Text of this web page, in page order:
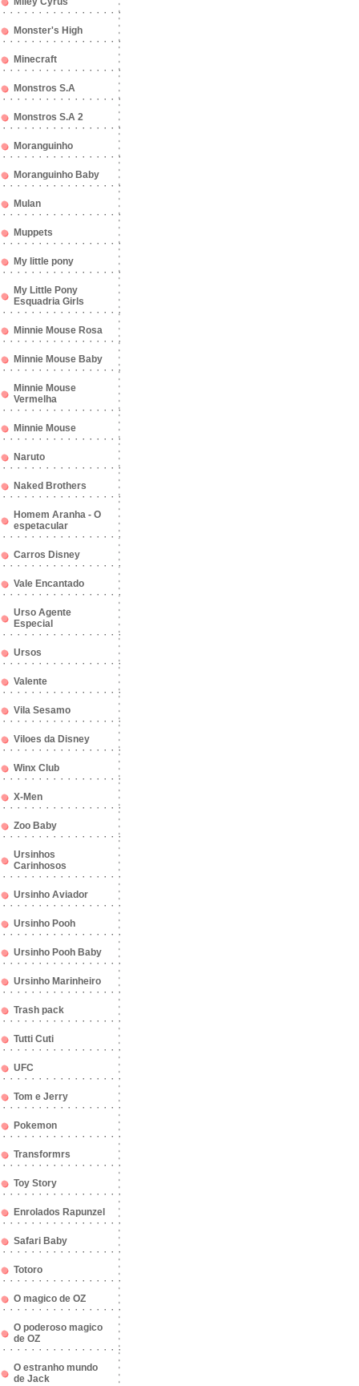
Monster's High
Minecraft
Monstros S.A
Monstros S.A 2
Moranguinho
Moranguinho Baby
Mulan
Muppets
My little pony
My Little Pony
Esquadria Girls
Minnie Mouse Rosa
Minnie Mouse Baby
Minnie Mouse
Vermelha
Minnie Mouse
Naruto
Naked Brothers
Homem Aranha - O
espetacular
Carros Disney
Vale Encantado
Urso Agente
Especial
Ursos
Valente
Vila Sesamo
Viloes da Disney
Winx Club
X-Men
Zoo Baby
Ursinhos
Carinhosos
Ursinho Aviador
Ursinho Pooh
Ursinho Pooh Baby
Ursinho Marinheiro
Trash pack
Tutti Cuti
UFC
Tom e Jerry
Pokemon
Transformrs
Toy Story
Enrolados Rapunzel
Safari Baby
Totoro
O magico de OZ
O poderoso magico
de OZ
O estranho mundo
de Jack